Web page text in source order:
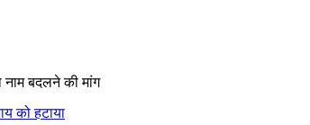
नाम बदलने की मांग